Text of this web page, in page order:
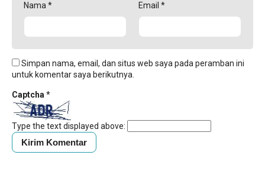
Nama * Email *
Simpan nama, email, dan situs web saya pada peramban ini
untuk komentar saya berikutnya.
Captcha *
Type the text displayed above: